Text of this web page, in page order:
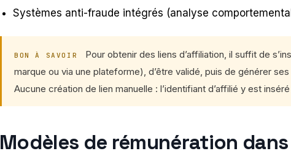
Systèmes anti-fraude intégrés (analyse
BON À SAVOIR
Pour obtenir des liens d’affiliation, il suffit de
marque ou via une plateforme), d’être validé, puis de générer
Aucune création de lien manuelle : l’identifiant d’affilié y est
Modèles de rémunération